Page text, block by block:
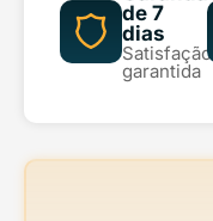
de 7
dias
Satisfação
garantida